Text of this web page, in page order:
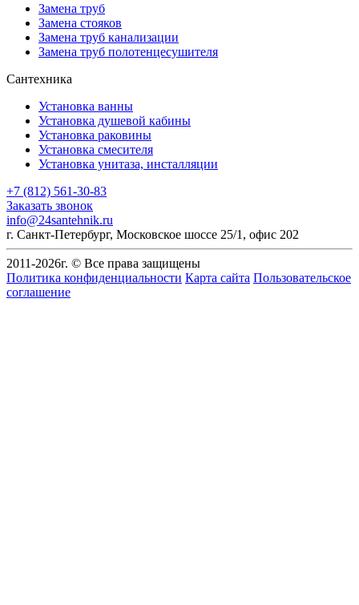
Замена труб
Замена стояков
Замена труб канализации
Замена труб полотенцесушителя
Сантехника
Установка ванны
Установка душевой кабины
Установка раковины
Установка смесителя
Установка унитаза, инсталляции
+7 (812) 561-30-83
Заказать звонок
info@24santehnik.ru
г. Санкт-Петербург, Московское шоссе 25/1, офис 202
2011-2026г. © Все права защищены
Политика конфиденциальности Карта сайта Пользовательское
соглашение